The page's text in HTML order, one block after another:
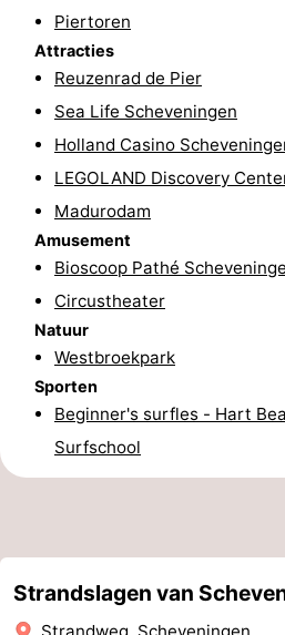
Duinen
aan
Zee
Bergen
Alkmaar
Egmond
aan
Noordhollands
duinreservaat
aan
Zee
Natuur
Zuid-
Amsterdam
Zandvoort
Zuid-
Holland
-
Natuur
-
Piertoren
Attracties
Reuzenrad de Pier
Sea Life Scheveningen
Holland Casino
LEGOLAND Discovery
Madurodam
Amusement
Bioscoop Pathé
Circustheater
Natuur
Westbroekpark
Sporten
Beginner's surfles - Hart
Surfschool
Strandslagen van
Strandweg, Scheveningen